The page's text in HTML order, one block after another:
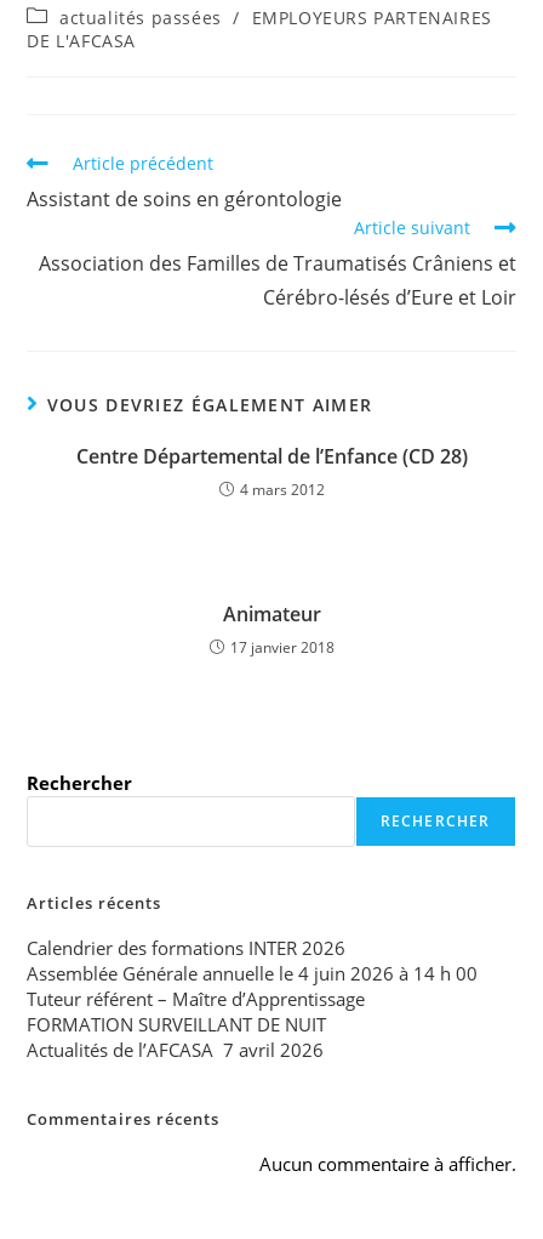
actualités passées
/
EMPLOYEURS PARTENAIRES
DE L'AFCASA
Article précédent
Assistant de soins en gérontologie
Article suivant
Association des Familles de Traumatisés Crâniens et
Cérébro-lésés d’Eure et Loir
VOUS DEVRIEZ ÉGALEMENT AIMER
Centre Départemental de l’Enfance (CD 28)
4 mars 2012
Animateur
17 janvier 2018
Rechercher
RECHERCHER
Articles récents
Calendrier des formations INTER 2026
Assemblée Générale annuelle le 4 juin 2026 à 14 h 00
Tuteur référent – Maître d’Apprentissage
FORMATION SURVEILLANT DE NUIT
Actualités de l’AFCASA 7 avril 2026
Commentaires récents
Aucun commentaire à afficher.